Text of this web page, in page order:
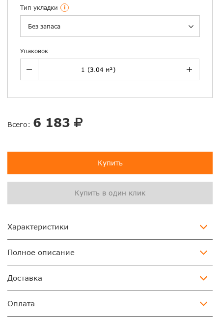
Тип укладки i
Без запаса
Упаковок
Всего: 6 183
Купить
Купить в один клик
Характеристики
Полное описание
Доставка
Оплата